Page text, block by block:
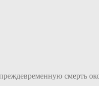
смерть